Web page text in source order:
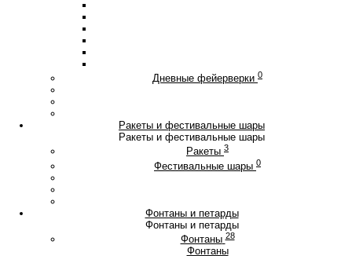
Дневные фейерверки 0
Ракеты и фестивальные шары
Ракеты и фестивальные шары
Ракеты 3
Фестивальные шары 0
Фонтаны и петарды
Фонтаны и петарды
Фонтаны 28
Фонтаны